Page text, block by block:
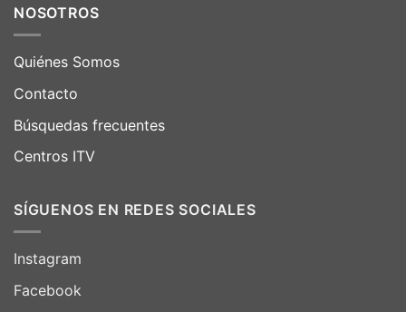
NOSOTROS
Quiénes Somos
Contacto
Búsquedas frecuentes
Centros ITV
SÍGUENOS EN REDES SOCIALES
Instagram
Facebook